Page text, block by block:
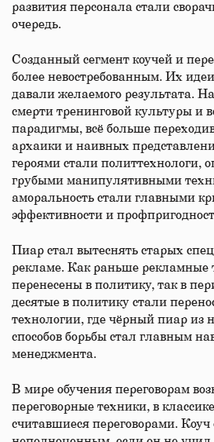
развития персонала стали
очередь.
Созданный сегмент коучей и
более невостребованным. Их
давали желаемого результата.
смерти тренинговой культуры и
парадигмы, всё больше
архаики и наивных
героями стали политтехнологи,
грубыми манипулятивными
аморальность стали главными
эффективности и
Пиар стал вытеснять старых
рекламе. Как раньше рекламные
перенесены в политику, так в
десятые в политику стали
технологии, где чёрный пиар из
способов борьбы стал главным
менеджмента.
В мире обучения переговорам
переговорные техники, в
считавшиеся переговорами. Коуч